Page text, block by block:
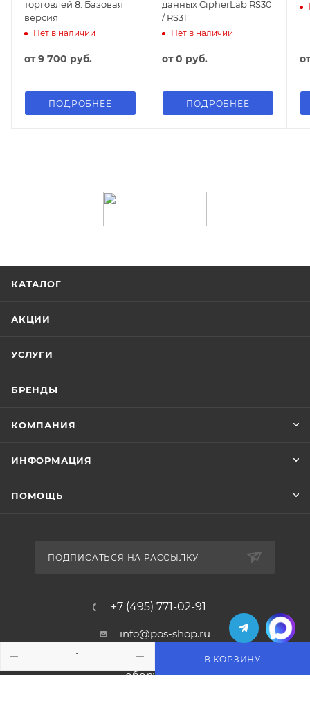
В КОРЗИНУ
торговлей 8. Базовая
версия
Нет в наличии
от9 700 руб.
ПОДРОБНЕЕ
данных CipherLab RS30
/ RS31
Нет в наличии
от0 руб.
ПОДРОБНЕЕ
КАТАЛОГ
АКЦИИ
УСЛУГИ
БРЕНДЫ
КОМПАНИЯ
ИНФОРМАЦИЯ
ПОМОЩЬ
ПОДПИСАТЬСЯ НА РАССЫЛКУ
+7 (495) 771-02-91
info@pos-shop.ru
Магазин Интелис торговое
оборудование